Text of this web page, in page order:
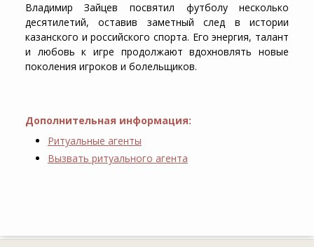
Владимир Зайцев посвятил футболу несколько
десятилетий, оставив заметный след в истории
казанского и российского спорта. Его энергия, талант
и любовь к игре продолжают вдохновлять новые
поколения игроков и болельщиков.
Дополнительная информация:
Ритуальные агенты
Вызвать ритуального агента